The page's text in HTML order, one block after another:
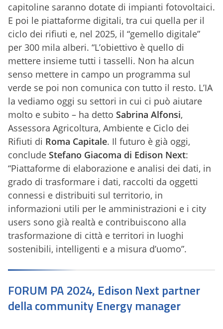
capitoline saranno dotate di impianti fotovoltaici.
E poi le piattaforme digitali, tra cui quella per il
ciclo dei rifiuti e, nel 2025, il “gemello digitale”
per 300 mila alberi. “L’obiettivo è quello di
mettere insieme tutti i tasselli. Non ha alcun
senso mettere in campo un programma sul
verde se poi non comunica con tutto il resto. L’IA
la vediamo oggi su settori in cui ci può aiutare
molto e subito – ha detto Sabrina Alfonsi,
Assessora Agricoltura, Ambiente e Ciclo dei
Rifiuti di Roma Capitale. Il futuro è già oggi,
conclude Stefano Giacoma di Edison Next:
“Piattaforme di elaborazione e analisi dei dati, in
grado di trasformare i dati, raccolti da oggetti
connessi e distribuiti sul territorio, in
informazioni utili per le amministrazioni e i city
users sono già realtà e contribuiscono alla
trasformazione di città e territori in luoghi
sostenibili, intelligenti e a misura d’uomo”.
FORUM PA 2024, Edison Next partner
della community Energy manager